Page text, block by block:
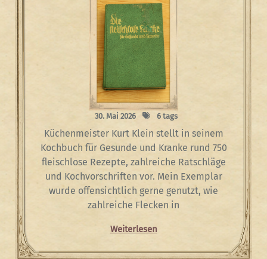
30. Mai 2026 6 tags
Küchenmeister Kurt Klein stellt in seinem
Kochbuch für Gesunde und Kranke rund 750
fleischlose Rezepte, zahlreiche Ratschläge
und Kochvorschriften vor. Mein Exemplar
wurde offensichtlich gerne genutzt, wie
zahlreiche Flecken in
Weiterlesen